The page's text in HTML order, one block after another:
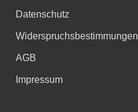
Datenschutz
Widerspruchsbestimmungen
AGB
Impressum